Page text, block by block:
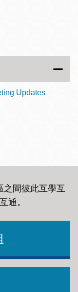
Updates
之間彼此互學互
通。